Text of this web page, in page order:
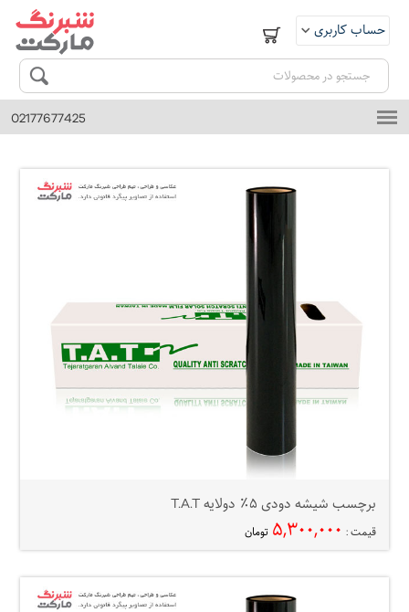
حساب کاربری
ورود
ثبت نام
02177677425
برچسب شیشه دودی ۵٪ دولایه T.A.T
قیمت : ۵,۳۰۰,۰۰۰ تومان